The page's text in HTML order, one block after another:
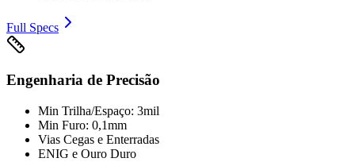
Full Specs
Engenharia de Precisão
Min Trilha/Espaço: 3mil
Min Furo: 0,1mm
Vias Cegas e Enterradas
ENIG e Ouro Duro